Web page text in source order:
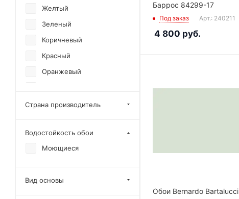
Баррос 84299-17
Под заказ Арт.: 240211
4 800 руб.
Обои Bernardo Bartalucci
Желтый
Зеленый
Коричневый
Красный
Оранжевый
Розовый
Синий
Фиолетовый
Страна производитель
Водостойкость обои
Моющиеся
Вид основы